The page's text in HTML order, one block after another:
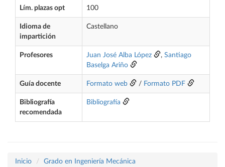
Lím. plazas opt 100
Idioma de
impartición
Castellano
Profesores Juan José Alba López , Santiago
Baselga Ariño
Guía docente Formato web / Formato PDF
Bibliografía
recomendada
Bibliografía
Inicio
Grado en Ingeniería Mecánica